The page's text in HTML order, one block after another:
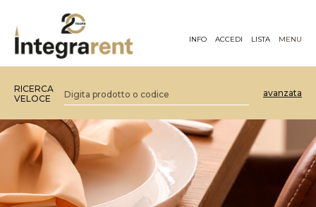
INFO ACCEDI LISTA MENU
RICERCA
VELOCE
avanzata